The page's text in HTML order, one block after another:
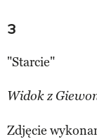
3
"Starcie"
Widok z
Zdjęcie